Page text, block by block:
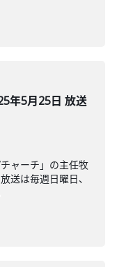
年5月25日 放送
ャーチ」の主任牧
送は毎週日曜日、